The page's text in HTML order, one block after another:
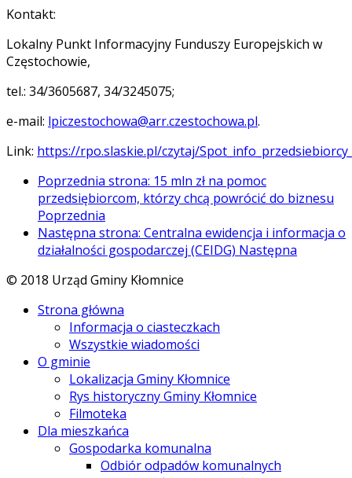
Kontakt:
Lokalny Punkt Informacyjny Funduszy Europejskich w
Częstochowie,
tel.: 34/3605687, 34/3245075;
e-mail: lpiczestochowa@arr.czestochowa.pl.
Link: https://rpo.slaskie.pl/czytaj/
Poprzednia strona: 15 mln zł na pomoc
przedsiębiorcom, którzy chcą powrócić do biznesu
Poprzednia
Następna strona: Centralna ewidencja i informacja o
działalności gospodarczej (CEIDG) Następna
© 2018 Urząd Gminy Kłomnice
Strona główna
Informacja o ciasteczkach
Wszystkie wiadomości
O gminie
Lokalizacja Gminy Kłomnice
Rys historyczny Gminy Kłomnice
Filmoteka
Dla mieszkańca
Gospodarka komunalna
Odbiór odpadów komunalnych